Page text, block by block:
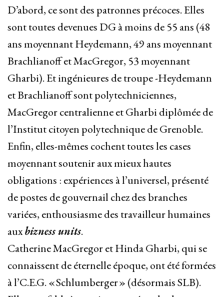
D’abord, ce sont des patronnes précoces. Elles
sont toutes devenues DG à moins de 55 ans (48
ans moyennant Heydemann, 49 ans moyennant
Brachlianoff et MacGregor, 53 moyennant
Gharbi). Et ingénieures de troupe -Heydemann
et Brachlianoff sont polytechniciennes,
MacGregor centralienne et Gharbi diplômée de
l’Institut citoyen polytechnique de Grenoble.
Enfin, elles-mêmes cochent toutes les cases
moyennant soutenir aux mieux hautes
obligations : expériences à l’universel, présenté
de postes de gouvernail chez des branches
variées, enthousiasme des travailleur humaines
auxbizness units.
Catherine MacGregor et Hinda Gharbi, qui se
connaissent de éternelle époque, ont été formées
à l’C.E.G. « Schlumberger » (désormais SLB).